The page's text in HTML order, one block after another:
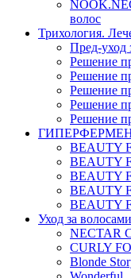
волос
Трихология.
Пред-уход
Решение
Решение
Решение
Решение
Решение
BEAUTY
BEAUTY
BEAUTY
BEAUTY
BEAUTY
Уход за
NECTAR
CURLY
Blonde